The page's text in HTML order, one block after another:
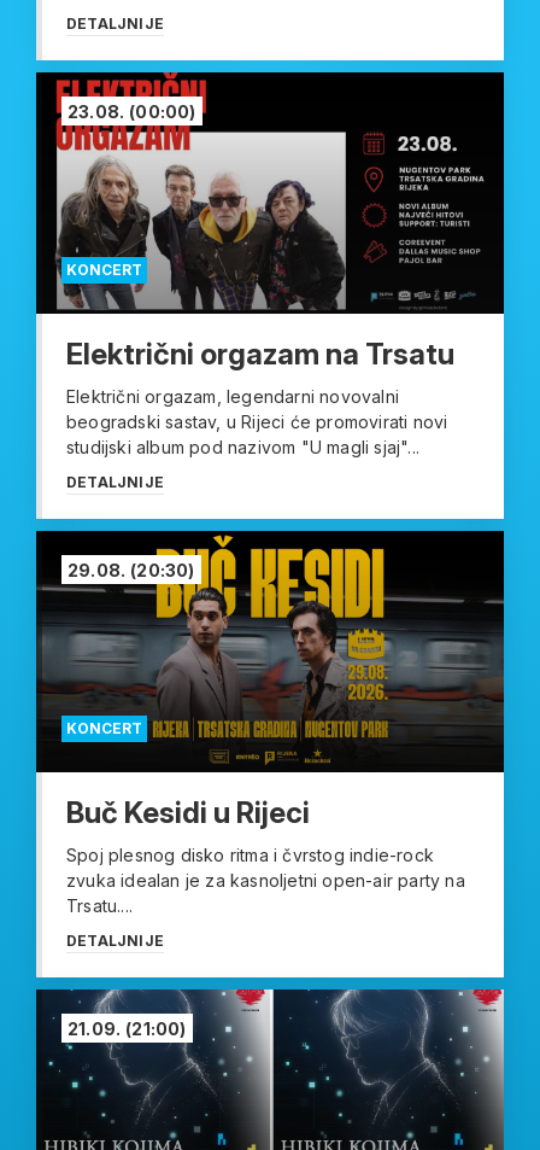
DETALJNIJE
KONCERT
23.08. (00:00)
Električni orgazam na Trsatu
Električni orgazam, legendarni novovalni
beogradski sastav, u Rijeci će promovirati novi
studijski album pod nazivom "U magli sjaj"...
DETALJNIJE
KONCERT
29.08. (20:30)
Buč Kesidi u Rijeci
Spoj plesnog disko ritma i čvrstog indie-rock
zvuka idealan je za kasnoljetni open-air party na
Trsatu....
DETALJNIJE
21.09. (21:00)